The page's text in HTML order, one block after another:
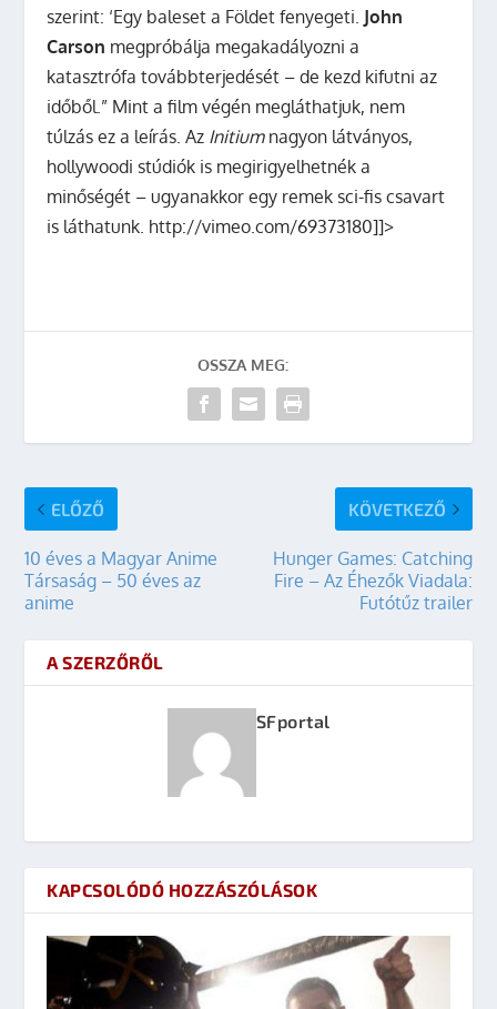
szerint: ‘Egy baleset a Földet fenyegeti. John
Carson megpróbálja megakadályozni a
katasztrófa továbbterjedését – de kezd kifutni az
időből.” Mint a film végén megláthatjuk, nem
túlzás ez a leírás. Az Initiumnagyon látványos,
hollywoodi stúdiók is megirigyelhetnék a
minőségét – ugyanakkor egy remek sci-fis csavart
is láthatunk. http://vimeo.com/69373180]]>
OSSZA MEG:
ELŐZŐ
10 éves a Magyar Anime
Társaság – 50 éves az
anime
KÖVETKEZŐ
Hunger Games: Catching
Fire – Az Éhezők Viadala:
Futótűz trailer
A SZERZŐRŐL
SFportal
KAPCSOLÓDÓ HOZZÁSZÓLÁSOK